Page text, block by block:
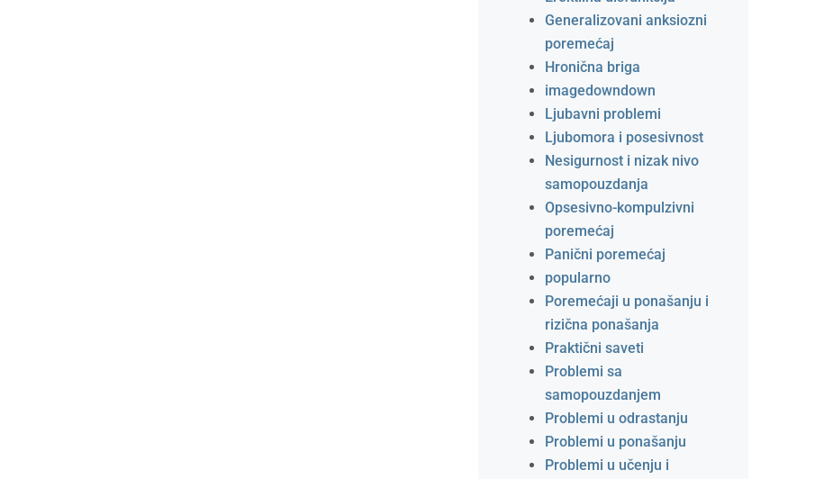
Generalizovani anksiozni
poremećaj
Hronična briga
imagedowndown
Ljubavni problemi
Ljubomora i posesivnost
Nesigurnost i nizak nivo
samopouzdanja
Opsesivno-kompulzivni
poremećaj
Panični poremećaj
popularno
Poremećaji u ponašanju i
rizična ponašanja
Praktični saveti
Problemi sa
samopouzdanjem
Problemi u odrastanju
Problemi u ponašanju
Problemi u učenju i